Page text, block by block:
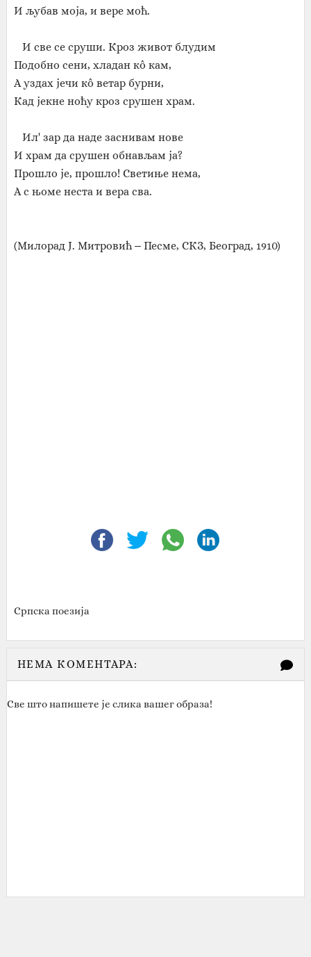
И љубав моја, и вере моћ.
И све се сруши. Кроз живот блудим
Подобно сени, хладан кô кам,
А уздах јечи кô ветар бурни,
Кад јекне ноћу кроз срушен храм.
Ил' зар да наде заснивам нове
И храм да срушен обнављам ја?
Прошло је, прошло! Светиње нема,
А с њоме неста и вера сва.
(Милорад Ј. Митровић ‒ Песме, СКЗ, Београд, 1910)
Српска поезија
НЕМА КОМЕНТАРА:
Све што напишете је слика вашег образа!